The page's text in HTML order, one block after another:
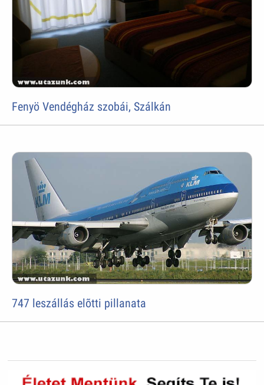
Fenyö Vendégház szobái, Szálkán
747 leszállás elõtti pillanata